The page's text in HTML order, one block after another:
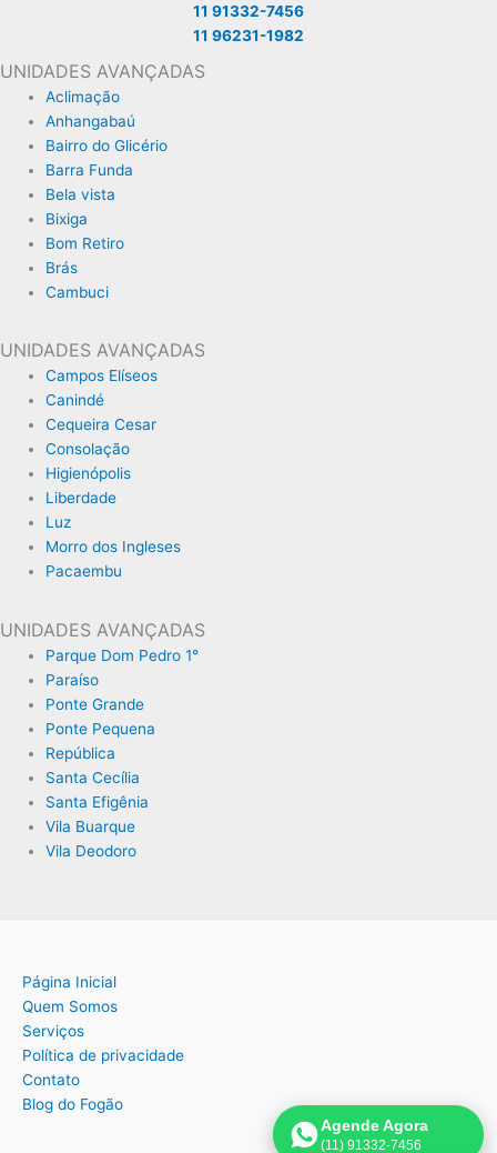
11 91332-7456
11 96231-1982
UNIDADES AVANÇADAS
Aclimação
Anhangabaú
Bairro do Glicério
Barra Funda
Bela vista
Bixiga
Bom Retiro
Brás
Cambuci
UNIDADES AVANÇADAS
Campos Elíseos
Canindé
Cequeira Cesar
Consolação
Higienópolis
Liberdade
Luz
Morro dos Ingleses
Pacaembu
UNIDADES AVANÇADAS
Parque Dom Pedro 1°
Paraíso
Ponte Grande
Ponte Pequena
República
Santa Cecília
Santa Efigênia
Vila Buarque
Vila Deodoro
Página Inicial
Quem Somos
Serviços
Política de privacidade
Contato
Blog do Fogão
Agende Agora
(11) 91332-7456